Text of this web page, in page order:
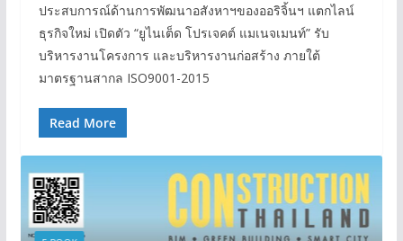
ประสบการณ์ด้านการพัฒนาอสังหาฯของออริจิ้นฯ แตกไลน์
ธุรกิจใหม่ เปิดตัว “ยูไนเต็ด โปรเจคต์ แมเนจเมนท์” รับ
บริหารงานโครงการ และบริหารงานก่อสร้าง ภายใต้
มาตรฐานสากล ISO9001-2015
Read More